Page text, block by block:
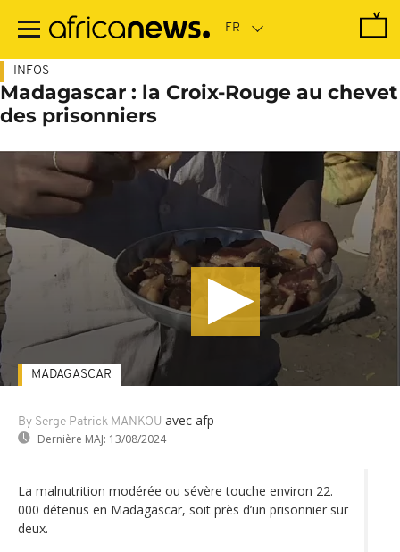
contenu
INFOS
Madagascar : la Croix-Rouge au chevet
des prisonniers
By Serge Patrick MANKOU avec afp
Dernière MAJ: 13/08/2024
MADAGASCAR
La malnutrition modérée ou sévère touche environ 22.
000 détenus en Madagascar, soit près d’un prisonnier sur
deux.